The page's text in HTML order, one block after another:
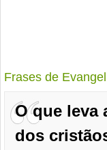
Frases de
O que leva
dos